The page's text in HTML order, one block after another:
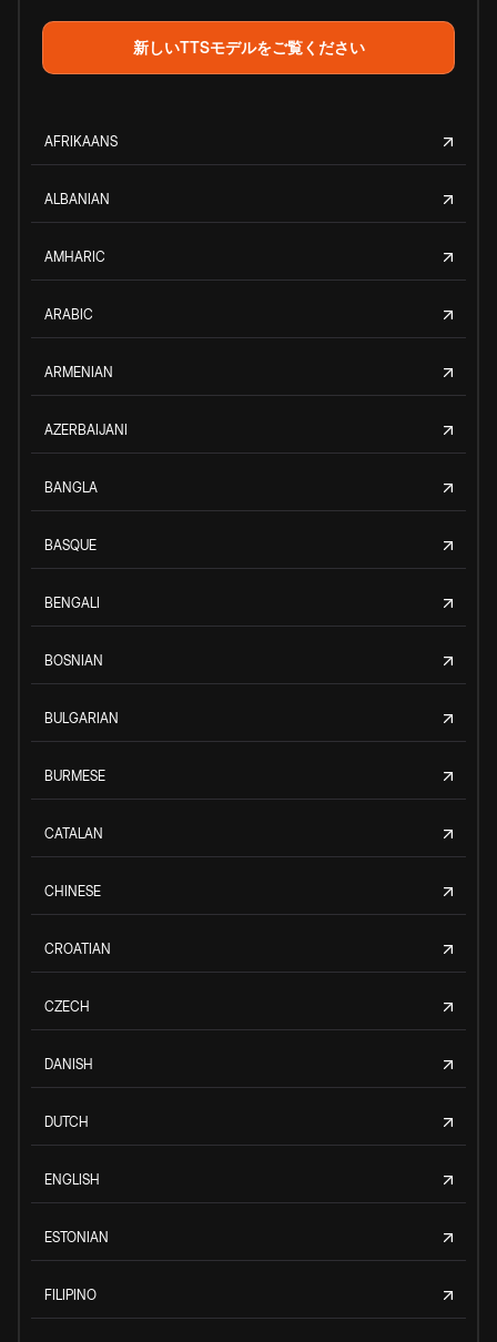
新しいTTSモデルをご覧ください
AFRIKAANS
ALBANIAN
AMHARIC
ARABIC
ARMENIAN
AZERBAIJANI
BANGLA
BASQUE
BENGALI
BOSNIAN
BULGARIAN
BURMESE
CATALAN
CHINESE
CROATIAN
CZECH
DANISH
DUTCH
ENGLISH
ESTONIAN
FILIPINO